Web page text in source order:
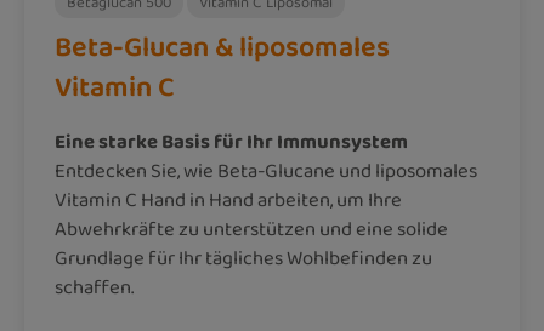
Beta-Glucan & liposomales
Vitamin C
Eine starke Basis für Ihr Immunsystem
Entdecken Sie, wie Beta-Glucane und liposomales
Vitamin C Hand in Hand arbeiten, um Ihre
Abwehrkräfte zu unterstützen und eine solide
Grundlage für Ihr tägliches Wohlbefinden zu
schaffen.